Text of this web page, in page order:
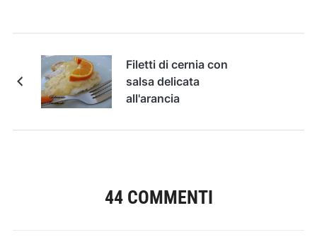
Filetti di cernia con
salsa delicata
all'arancia
44 COMMENTI